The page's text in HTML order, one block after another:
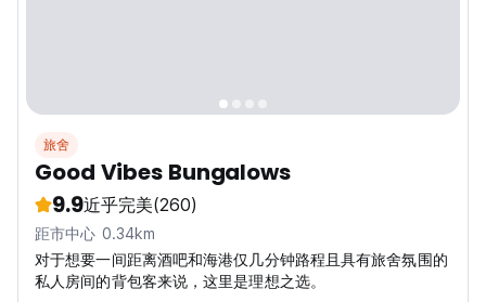
旅舍
Good Vibes Bungalows
9.9近乎完美(260)
距市中心 0.34km
对于想要一间距离酒吧和海港仅几分钟路程且具有旅舍氛围的
私人房间的背包客来说，这里是理想之选。